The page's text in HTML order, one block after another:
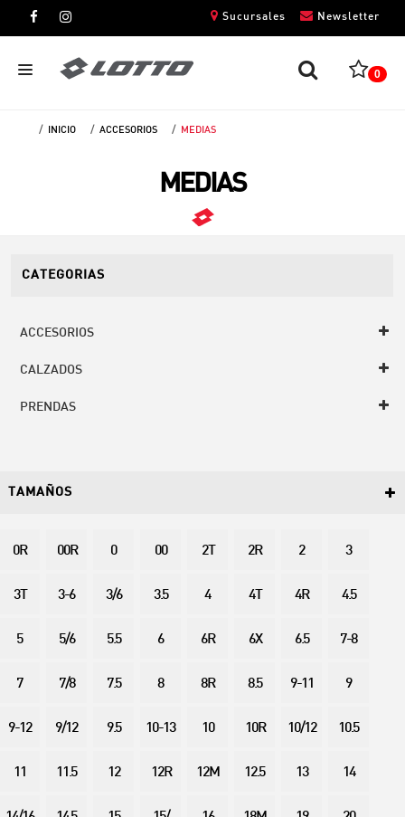
Newsletter
Sucursales
0
INICIO ACCESORIOS MEDIAS
MEDIAS
CATEGORIAS
ACCESORIOS
CALZADOS
PRENDAS
TAMAÑOS
0R 00R 0 00 2T 2R 2 3
3T 3-6 3/6 3.5 4 4T 4R 4.5
5 5/6 5.5 6 6R 6X 6.5 7-8
7 7/8 7.5 8 8R 8.5 9-11 9
9-12 9/12 9.5 10-13 10 10R 10/12 10.5
11 11.5 12 12R 12M 12.5 13 14